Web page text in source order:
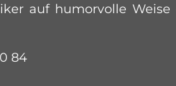
auf humorvolle
84